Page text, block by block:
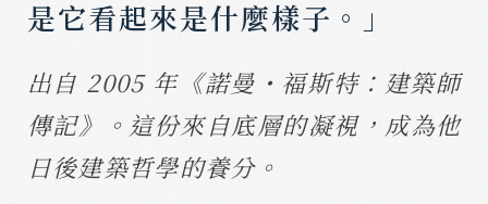
是它看起來是什麼樣子。」
出自 2005 年《諾曼・福斯特：建築師
傳記》。這份來自底層的凝視，成為他
日後建築哲學的養分。